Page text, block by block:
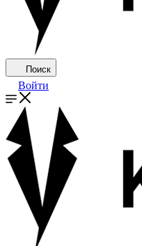
Поиск
Войти